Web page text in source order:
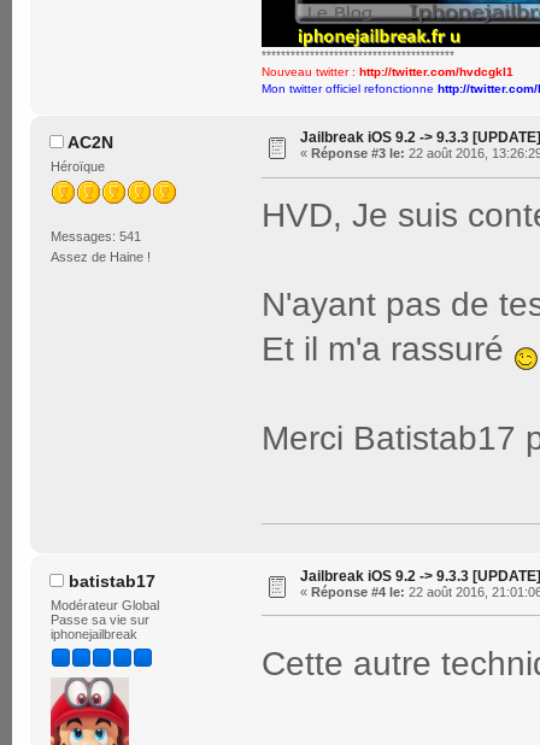
****************************************
Nouveau twitter : http://twitter.com/hvdcgkl1
Mon twitter officiel refonctionne http://
AC2N
Héroïque
Messages: 541
Assez de Haine !
Jailbreak iOS 9.2 -> 9.3.3 [UPDATE]
« Réponse #3 le: 22 août 2016,
HVD, Je suis
N'ayant pas de
Et il m'a rassuré
Merci Batistab17
batistab17
Modérateur Global
Passe sa vie sur
iphonejailbreak
Jailbreak iOS 9.2 -> 9.3.3 [UPDATE]
« Réponse #4 le: 22 août 2016,
Cette autre